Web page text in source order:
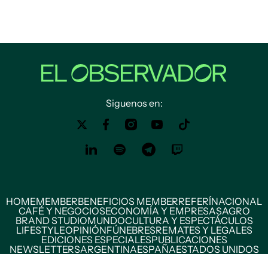
Siguenos en:
HOMEMEMBERBENEFICIOS MEMBERREFERÍNACIONAL
CAFÉ Y NEGOCIOSECONOMÍA Y EMPRESASAGRO
BRAND STUDIOMUNDOCULTURA Y ESPECTÁCULOS
LIFESTYLEOPINIÓNFÚNEBRESREMATES Y LEGALES
EDICIONES ESPECIALESPUBLICACIONES
NEWSLETTERSARGENTINAESPAÑAESTADOS UNIDOS